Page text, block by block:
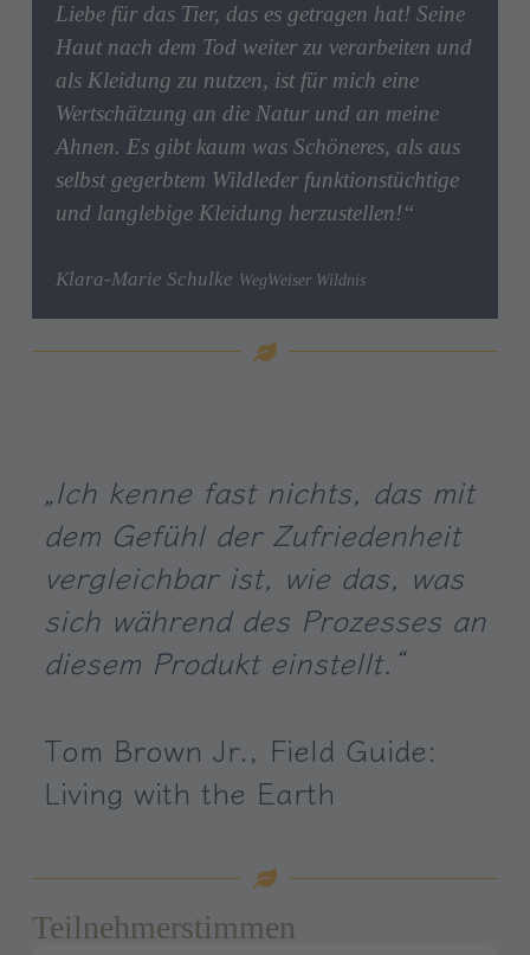
Liebe für das Tier, das es getragen hat! Seine
Haut nach dem Tod weiter zu verarbeiten und
als Kleidung zu nutzen, ist für mich eine
Wertschätzung an die Natur und an meine
Ahnen. Es gibt kaum was Schöneres, als aus
selbst gegerbtem Wildleder funktionstüchtige
und langlebige Kleidung herzustellen!“
Klara-Marie Schulke WegWeiser Wildnis
„Ich kenne fast nichts, das mit
dem Gefühl der Zufriedenheit
vergleichbar ist, wie das, was
sich während des Prozesses an
diesem Produkt einstellt.“
Tom Brown Jr., Field Guide:
Living with the Earth
Teilnehmerstimmen